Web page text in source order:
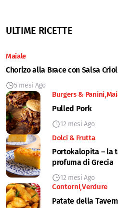
ULTIME RICETTE
Maiale
Chorizo alla Brace con Salsa
5 mesi Ago
Burgers & Panini
Pulled Pork
12 mesi Ago
Dolci & Frutta
Portokalopita – la
profuma di Grecia
12 mesi Ago
Contorni Verdure
Patate della